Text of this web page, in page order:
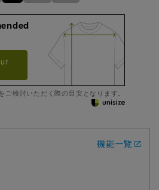
ご検討いただく際の目安となります。
機能一覧